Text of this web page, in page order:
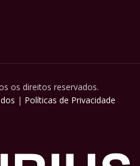
os direitos reservados.
| Políticas de Privacidade